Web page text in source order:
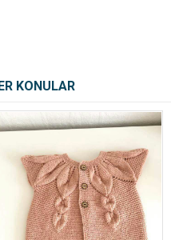
KONULAR